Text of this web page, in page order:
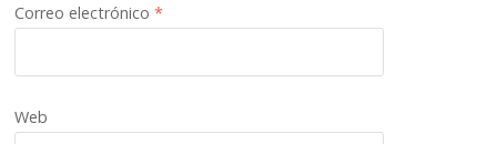
Correo electrónico*
Web